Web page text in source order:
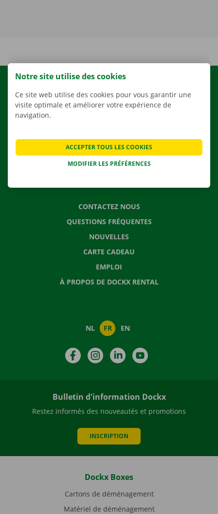
NOS VÉHICULES
APPLI
SOLUTIONS DE DÉMÉNAGEMENT
CONTACTEZ NOUS
QUESTIONS FRÉQUENTES
NOUVELLES
CARTE CADEAU
EMPLOI
À PROPOS DE DOCKX RENTAL
NL FR EN
FacebookInstagramLinkedIn
Bulletin d'information Dockx
Restez informés des nouveautés et promotions
INSCRIPTION
Dockx Boxes
Cartons de déménagement
Matériel de déménagement
Notre site utilise des cookies
Ce site web utilise des cookies pour vous garantir une
visite optimale et améliorer votre expérience de
navigation.
MODIFIER LES PRÉFÉRENCES
ACCEPTER TOUS LES COOKIES